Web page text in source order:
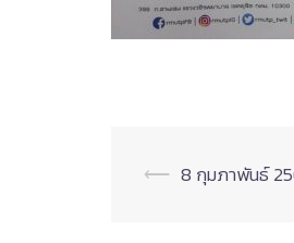
Post
⟵ 8 กุมภาพันธ์